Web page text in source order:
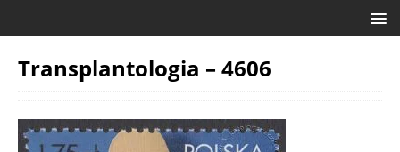
Transplantologia – 4606